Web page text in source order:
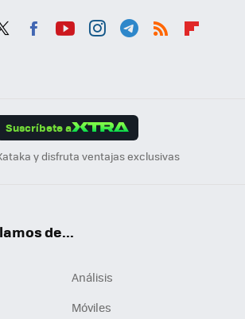
Suscríbete a
y disfruta ventajas exclusivas
de...
Análisis
Móviles